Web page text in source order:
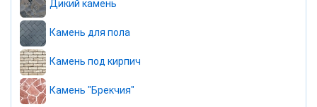
Дикий камень
Камень для пола
Камень под кирпич
Камень "Брекчия"